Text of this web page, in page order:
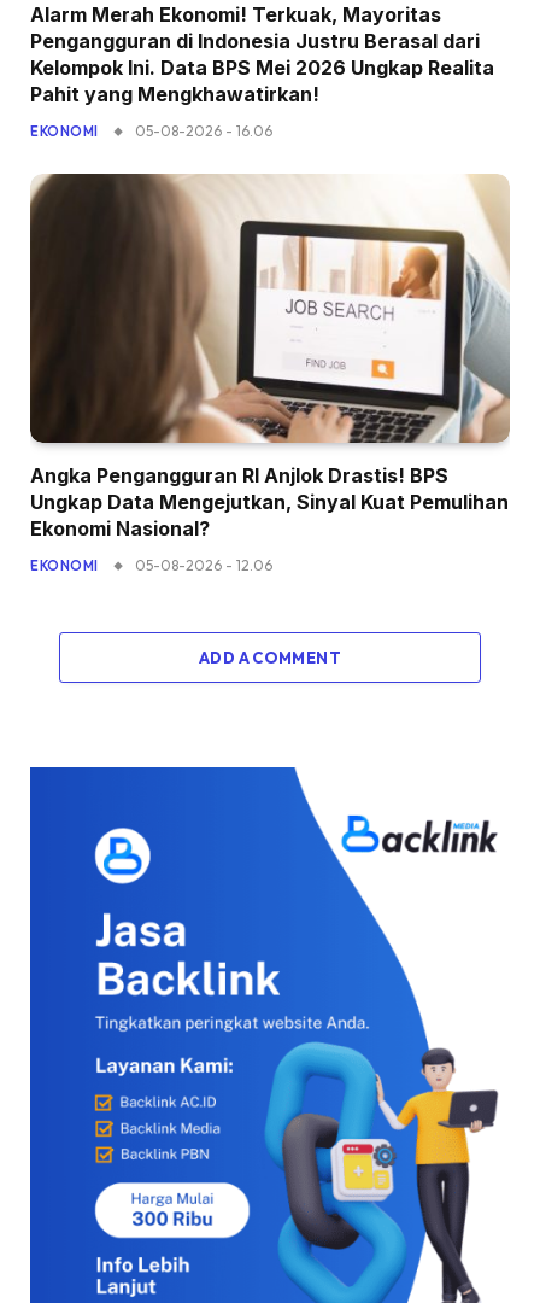
Alarm Merah Ekonomi! Terkuak, Mayoritas
Pengangguran di Indonesia Justru Berasal dari
Kelompok Ini. Data BPS Mei 2026 Ungkap Realita
Pahit yang Mengkhawatirkan!
EKONOMI 05-08-2026 - 16.06
Angka Pengangguran RI Anjlok Drastis! BPS
Ungkap Data Mengejutkan, Sinyal Kuat Pemulihan
Ekonomi Nasional?
EKONOMI 05-08-2026 - 12.06
ADD A COMMENT